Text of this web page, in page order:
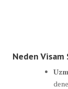
Neden Visam